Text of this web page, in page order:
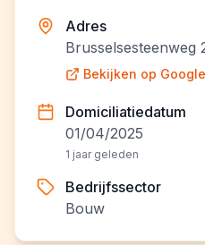
Adres
Brusselsesteenweg
Bekijken op
Domiciliatiedatum
01/04/2025
1 jaar geleden
Bedrijfssector
Bouw